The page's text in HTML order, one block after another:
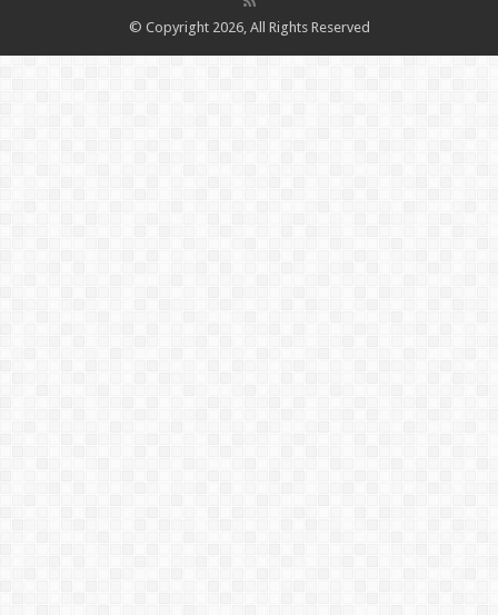
© Copyright 2026, All Rights Reserved